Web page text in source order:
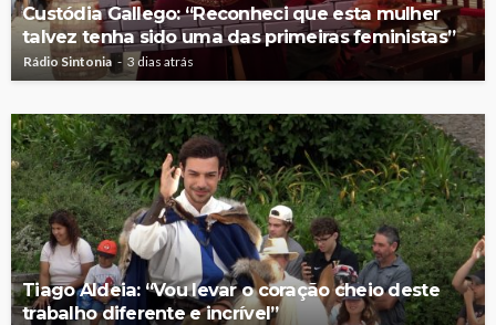
Custódia Gallego: “Reconheci que esta mulher
talvez tenha sido uma das primeiras feministas”
Rádio Sintonia 3 dias atrás
Tiago Aldeia: “Vou levar o coração cheio deste
trabalho diferente e incrível”